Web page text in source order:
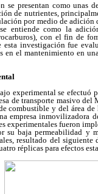
se presentan como unas
de nutrientes,
por medio de adición
entiende como la
con el fin de
investigación fue
en el mantenimiento en
experimental se efectuó
de transporte masivo
combustible y del área
empresa
experimentales fueron
su baja permeabilidad y
resultado del
réplicas para efectos